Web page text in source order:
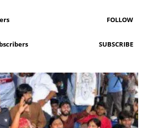
FOLLOW
SUBSCRIBE